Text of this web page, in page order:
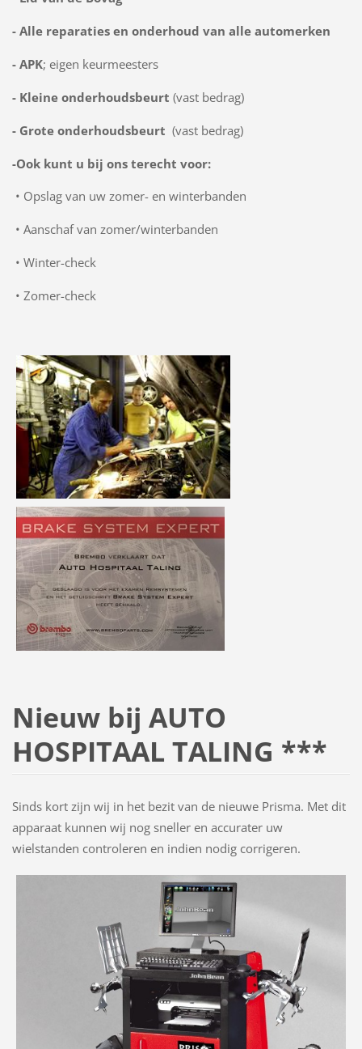
- Alle reparaties en onderhoud van alle automerken
- APK; eigen keurmeesters
- Kleine onderhoudsbeurt (vast bedrag)
- Grote onderhoudsbeurt (vast bedrag)
-Ook kunt u bij ons terecht voor:
• Opslag van uw zomer- en winterbanden
• Aanschaf van zomer/winterbanden
• Winter-check
• Zomer-check
Nieuw bij AUTO
HOSPITAAL TALING ***
Sinds kort zijn wij in het bezit van de nieuwe Prisma. Met dit
apparaat kunnen wij nog sneller en accurater uw
wielstanden controleren en indien nodig corrigeren.